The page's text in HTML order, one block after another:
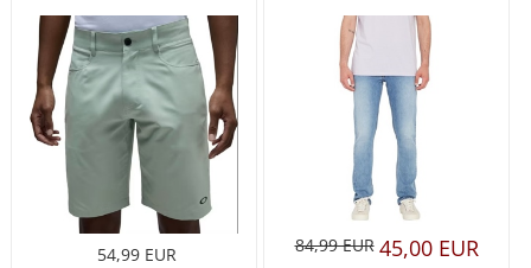
54,99 EUR 84,99 EUR 45,00 EUR